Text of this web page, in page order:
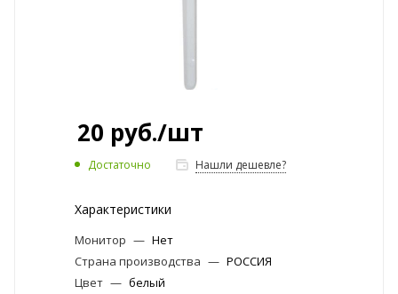
20 руб./шт
Достаточно Нашли дешевле?
Характеристики
Монитор — Нет
Страна производства — РОССИЯ
Цвет — белый